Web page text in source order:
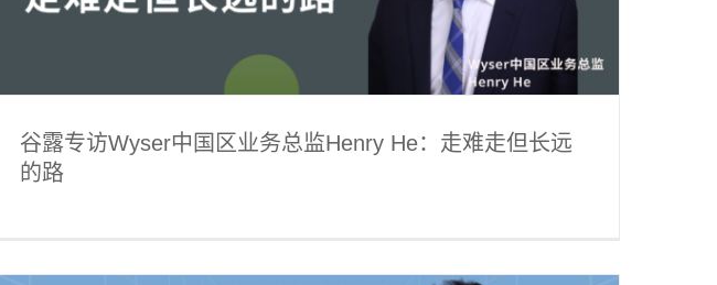
谷露专访Wyser中国区业务总监Henry He：走难走但长远
的路